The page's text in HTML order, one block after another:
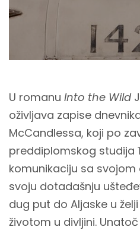
U romanu Into the Wild
oživljava zapise
McCandlessa, koji po
preddiplomskog studija
komunikaciju sa svojom
svoju dotadašnju
dug put do Aljaske u
životom u divljini.